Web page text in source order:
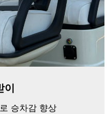
이
승차감 향상